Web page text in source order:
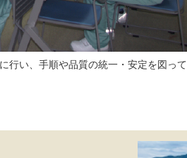
行い、手順や品質の統一・安定を図って